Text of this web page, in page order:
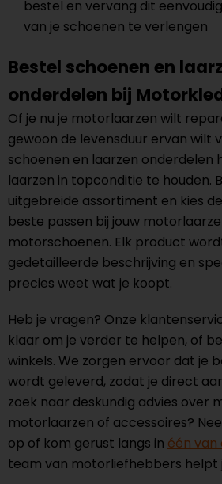
bestel en vervang dit
van je schoenen te verlengen
Bestel schoenen en
onderdelen bij
Of je nu je motorlaarzen wilt
gewoon de levensduur ervan wilt
schoenen en laarzen onderdelen
laarzen in topconditie te houden.
uitgebreide assortiment en kies
beste passen bij jouw
motorschoenen. Elk product
gedetailleerde beschrijving en
precies weet wat je koopt.
Heb je vragen? Onze
klaar om je verder te helpen, of
winkels. We zorgen ervoor dat je
wordt geleverd, zodat je direct
zoek naar deskundig advies over
motorlaarzen of accessoires?
op of kom gerust langs in één van
team van motorliefhebbers helpt